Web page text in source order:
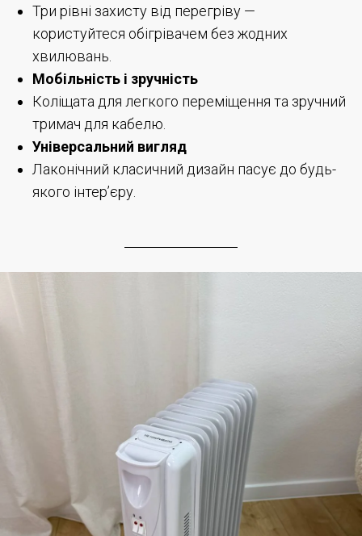
Три рівні захисту від перегріву —
користуйтеся обігрівачем без жодних
хвилювань.
Мобільність і зручність
Коліщата для легкого переміщення та зручний
тримач для кабелю.
Універсальний вигляд
Лаконічний класичний дизайн пасує до будь-
якого інтер’єру.